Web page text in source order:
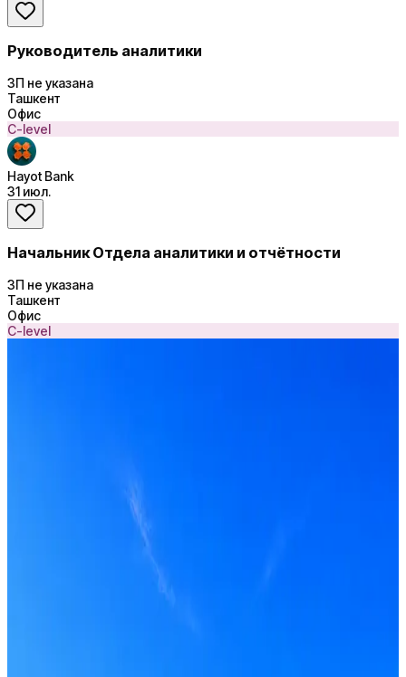
Руководитель аналитики
ЗП не указана
Ташкент
Офис
C-level
Hayot Bank
31 июл.
Начальник Отдела аналитики и отчётности
ЗП не указана
Ташкент
Офис
C-level